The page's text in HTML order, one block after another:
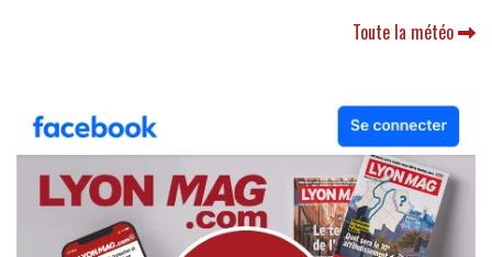
Toute la météo